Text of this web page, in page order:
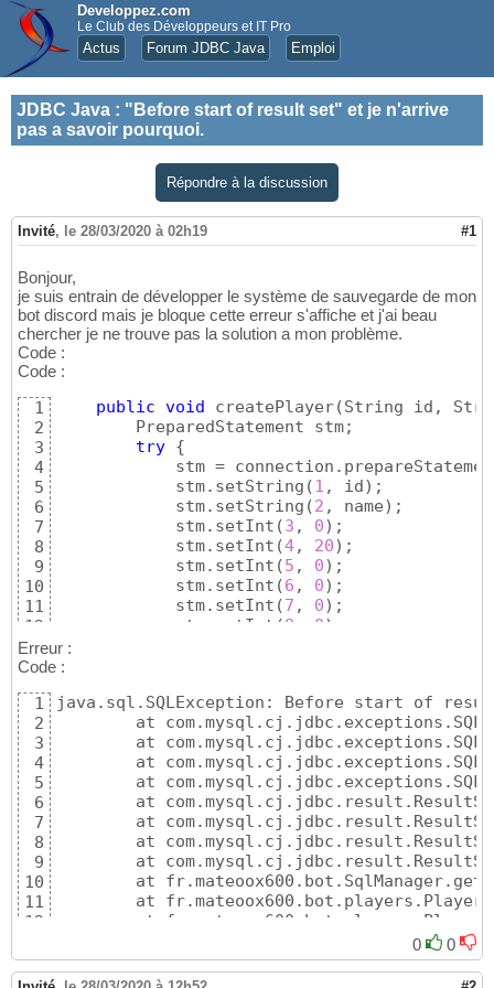
Developpez.com
Le Club des Développeurs et IT Pro
Actus Forum JDBC Java Emploi
JDBC Java : "Before start of result set" et je n'arrive
pas a savoir pourquoi.
Répondre à la discussion
Invité, le 28/03/2020 à 02h19 #1
Bonjour,
je suis entrain de développer le système de sauvegarde de mon
bot discord mais je bloque cette erreur s'affiche et j'ai beau
chercher je ne trouve pas la solution a mon problème.
Code :
Code :
1
2
3
4
5
6
7
8
9
10
11
12
13
14
16
17
18
19
20
21
22
23
24
25
26
29
30
public void createPlayer(String id,
        PreparedStatement stm;
try {
stm =
            stm.setString
(1 , id ) ;
            stm.setString
(2 , name) ;
            stm.setInt
(3 , 0) ;
            stm.setInt
(4, 20) ;
            stm.setInt
(5 , 0) ;
            stm.setInt
(6 , 0) ;
            stm.setInt
(7 , 0) ;
            stm.setInt
(8 0)
            stm.setInt
            stm.setInt
            stm.setInt
12, 0)
            stm.setBoolean
(13 , false);
            stm.setBoolean
(14 , false);
            stm.setInt
( 15 , 0 ) ;
            stm.setInt
( 16 , 0 ) ;
            stm.setInt
( 17 , 0 ) ;
            stm.setInt
( 18 , 0 ) ;
            stm.setInt
( 19 , 0 ) ;
            stm.setInt
( 20 , 0 ) ;
            stm.setInt
(21 , 0 ) ;
            stm.setInt
(22 , 0 ) ;
            stm.setInt
(23 , start_class)
            stm.setInt
(25, 0);
            stm.setInt
Erreur :
Code :
1
2
3
4
5
6
7
8
9
10
11
12
14
15
java.sql.SQLException: Before start of
at
at
at
at
at
at
at
at
at
at
at
at
at
at
0 0